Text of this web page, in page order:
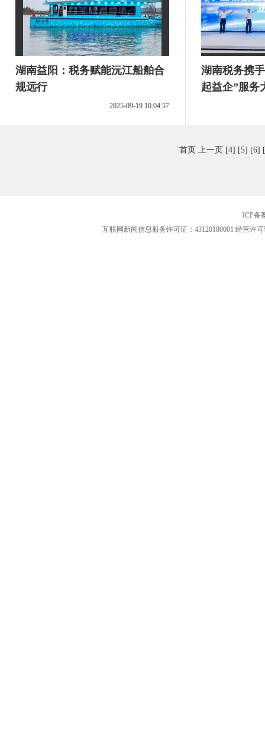
湖南益阳：税务赋能沅江船舶合
规远行
2025-09-19 10:04:57
湖南税务携
起益企”服务
首页 上一页 [4] [5] [6]
ICP备
互联网新闻信息服务许可证：43120180001 经营许可